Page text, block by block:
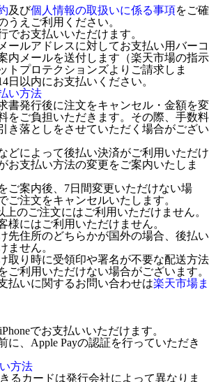
及び個人情報の取扱いに係る事項をご確
うえご利用ください。
でお支払いいただけます。
ールアドレスに対してお支払い用バーコ
内メールを送付します（楽天市場の指示
トプロテクションズよりご請求しま
日以内にお支払いください。
い方法
書発行後に注文をキャンセル・金額を変
をご負担いただきます。その際、手数料
き落としをさせていただく場合がござい
どによって後払い決済がご利用いただけ
お支払い方法の変更をご案内いたしま
ご案内後、7日間変更いただけない場
ご注文をキャンセルいたします。
のご注文にはご利用いただけません。
にはご利用いただけません。
先住所のどちらかが国外の場合、後払い
ません。
取り時に受領印や署名が不要な配送方法
ご利用いただけない場合がございます。
払いに関するお問い合わせは楽天市場ま
でお支払いいただけます。
に、Apple Payの認証を行っていただき
方法
るカードは発行会社によって異なりま